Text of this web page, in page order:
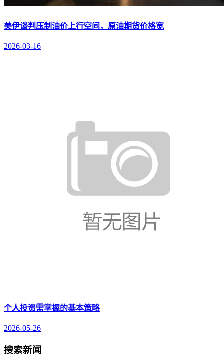
美伊谈判压制油价上行空间，原油期货价格宽
2026-03-16
个人投资需掌握的基本策略
2026-05-26
搜索新闻